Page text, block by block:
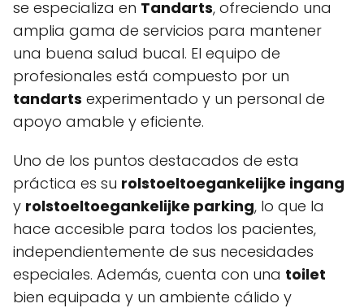
se especializa en Tandarts, ofreciendo una
amplia gama de servicios para mantener
una buena salud bucal. El equipo de
profesionales está compuesto por un
tandarts experimentado y un personal de
apoyo amable y eficiente.
Uno de los puntos destacados de esta
práctica es su rolstoeltoegankelijke ingang
y rolstoeltoegankelijke parking, lo que la
hace accesible para todos los pacientes,
independientemente de sus necesidades
especiales. Además, cuenta con una toilet
bien equipada y un ambiente cálido y